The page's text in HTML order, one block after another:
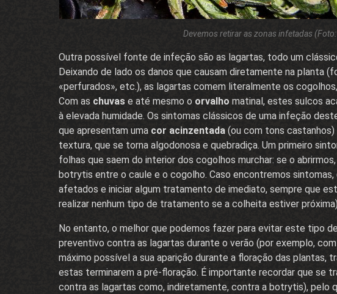
Devemos retirar as zonas infetadas
Outra possível fonte de infeção são as lagartas, todo um
Deixando de lado os danos que causam diretamente na planta
«perfurados», etc.), as lagartas comem literalmente os
Com as chuvas e até mesmo o orvalho matinal, estes sulcos
à elevada humidade. Os sintomas clássicos de uma infeção
que apresentam uma cor acinzentada (ou com tons
textura, que se torna algodonosa e quebradiça. Um primeiro
folhas que saem do interior dos cogolhos murchar: se o
botrytis entre o caule e o cogolho. Caso encontremos sintomas,
afetados e iniciar algum tratamento de imediato, sempre que
realizar nenhum tipo de tratamento se a colheita estiver
No entanto, o melhor que podemos fazer para evitar este tipo
preventivo contra as lagartas durante o verão (por exemplo, com
máximo possível a sua aparição durante a floração das plantas,
estas terminarem a pré-floração. É importante recordar que se
contra as lagartas como, indiretamente, contra a botrytis), pelo